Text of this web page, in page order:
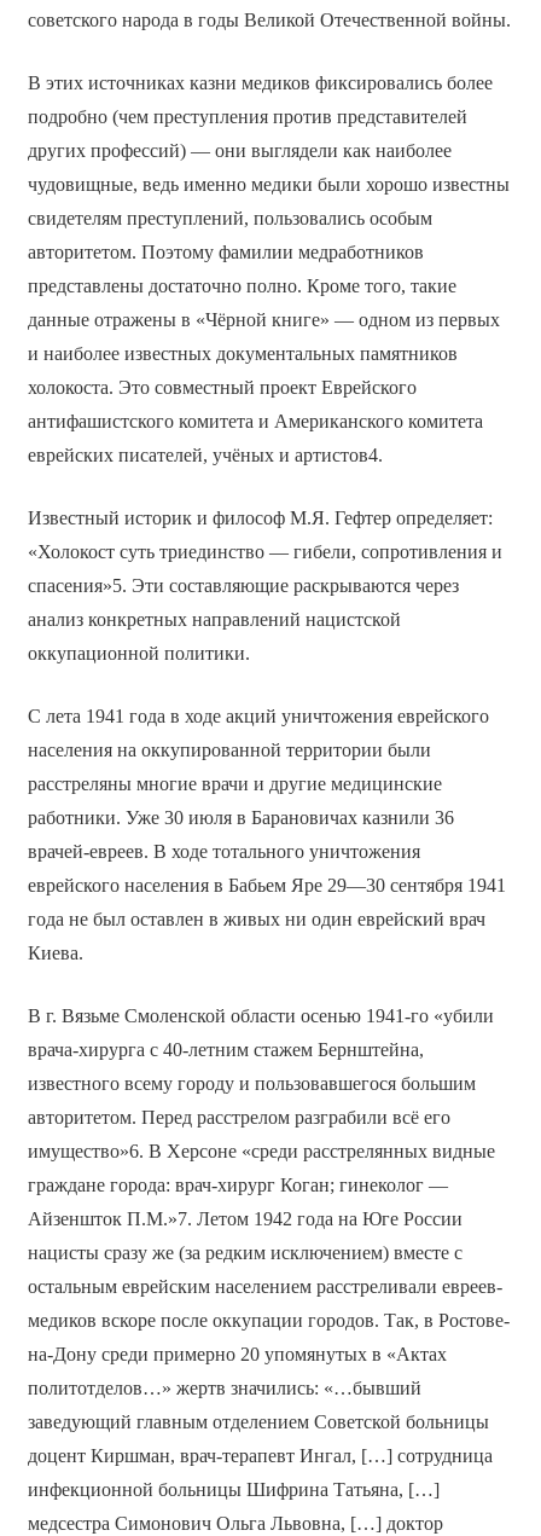
советского народа в годы Великой Отечественной войны.
В этих источниках казни медиков фиксировались более
подробно (чем преступления против представителей
других профессий) — они выглядели как наиболее
чудовищные, ведь именно медики были хорошо известны
свидетелям преступлений, пользовались особым
авторитетом. Поэтому фамилии медработников
представлены достаточно полно. Кроме того, такие
данные отражены в «Чёрной книге» — одном из первых
и наиболее известных документальных памятников
холокоста. Это совместный проект Еврейского
антифашистского комитета и Американского комитета
еврейских писателей, учёных и артистов4.
Известный историк и философ М.Я. Гефтер определяет:
«Холокост суть триединство — гибели, сопротивления и
спасения»5. Эти составляющие раскрываются через
анализ конкретных направлений нацистской
оккупационной политики.
С лета 1941 года в ходе акций уничтожения еврейского
населения на оккупированной территории были
расстреляны многие врачи и другие медицинские
работники. Уже 30 июля в Барановичах казнили 36
врачей-евреев. В ходе тотального уничтожения
еврейского населения в Бабьем Яре 29—30 сентября 1941
года не был оставлен в живых ни один еврейский врач
Киева.
В г. Вязьме Смоленской области осенью 1941-го «убили
врача-хирурга с 40-летним стажем Бернштейна,
известного всему городу и пользовавшегося большим
авторитетом. Перед расстрелом разграбили всё его
имущество»6. В Херсоне «среди расстрелянных видные
граждане города: врач-хирург Коган; гинеколог —
Айзеншток П.М.»7. Летом 1942 года на Юге России
нацисты сразу же (за редким исключением) вместе с
остальным еврейским населением расстреливали евреев-
медиков вскоре после оккупации городов. Так, в Ростове-
на-Дону среди примерно 20 упомянутых в «Актах
политотделов…» жертв значились: «…бывший
заведующий главным отделением Советской больницы
доцент Киршман, врач-терапевт Ингал, […] сотрудница
инфекционной больницы Шифрина Татьяна, […]
медсестра Симонович Ольга Львовна, […] доктор